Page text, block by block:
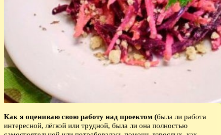
Как я оцениваю свою работу над проектом (была ли работа
интересной, лёгкой или трудной, была ли она полностью